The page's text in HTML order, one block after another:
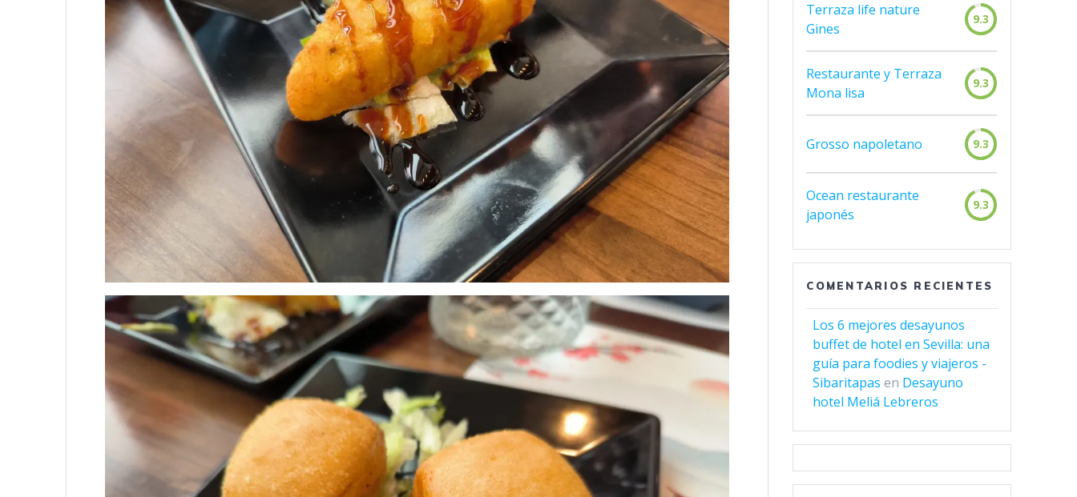
Terraza life nature
Gines
9.3
Restaurante y Terraza
Mona lisa
9.3
Grosso napoletano 9.3
Ocean restaurante
japonés
9.3
COMENTARIOS RECIENTES
Los 6 mejores desayunos
buffet de hotel en Sevilla: una
guía para foodies y viajeros -
Sibaritapas en Desayuno
hotel Meliá Lebreros